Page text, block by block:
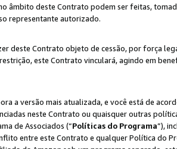
âmbito deste Contrato podem ser feitas,
representante autorizado.
deste Contrato objeto de cessão, por força
este Contrato vinculará, agindo em
a versão mais atualizada, e você está de
neste Contrato ou quaisquer outras
de Associados (“Políticas do Programa”),
entre este Contrato e qualquer Política do